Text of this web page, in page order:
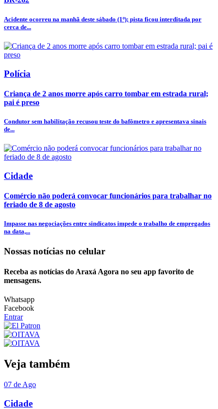
Acidente ocorreu na manhã deste sábado (1º); pista ficou interditada por
cerca de...
Polícia
Criança de 2 anos morre após carro tombar em estrada rural;
pai é preso
Condutor sem habilitação recusou teste do bafômetro e apresentava sinais
de...
Cidade
Comércio não poderá convocar funcionários para trabalhar no
feriado de 8 de agosto
Impasse nas negociações entre sindicatos impede o trabalho de empregados
na data,...
Nossas notícias no celular
Receba as notícias do Araxá Agora no seu app favorito de
mensagens.
Whatsapp
Facebook
Entrar
Veja também
07 de Ago
Cidade